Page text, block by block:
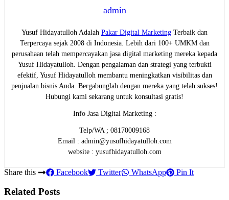
admin
Yusuf Hidayatulloh Adalah Pakar Digital Marketing Terbaik dan
Terpercaya sejak 2008 di Indonesia. Lebih dari 100+ UMKM dan
perusahaan telah mempercayakan jasa digital marketing mereka kepada
Yusuf Hidayatulloh. Dengan pengalaman dan strategi yang terbukti
efektif, Yusuf Hidayatulloh membantu meningkatkan visibilitas dan
penjualan bisnis Anda. Bergabunglah dengan mereka yang telah sukses!
Hubungi kami sekarang untuk konsultasi gratis!
Info Jasa Digital Marketing :
Telp/WA ; 08170009168
Email : admin@yusufhidayatulloh.com
website : yusufhidayatulloh.com
Share this Facebook Twitter WhatsApp Pin It
Related Posts